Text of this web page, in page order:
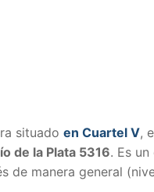
situado en Cuartel V,
de la Plata 5316. Es
de manera general